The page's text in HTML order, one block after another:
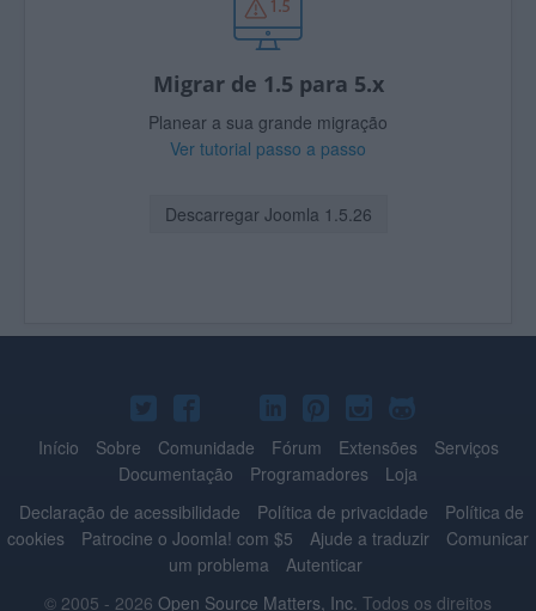
Migrar de 1.5 para 5.x
Planear a sua grande migração
Ver tutorial passo a passo
Descarregar Joomla 1.5.26
Joomla!
no
Twitter
Joomla!
no
Facebook
Joomla!
no
YouTube
Joomla!
no
LinkedIn
Joomla!
no
Pinterest
Joomla!
no
Instagram
Joomla!
no
GitHub
Início Sobre Comunidade Fórum Extensões
Serviços
Documentação
Programadores
Loja
Declaração de acessibilidade
Política de privacidade
Política de
cookies
Patrocine o Joomla! com $5 Ajude a traduzir
Comunicar
um problema
Autenticar
© 2005 - 2026 Open Source Matters, Inc. Todos os direitos